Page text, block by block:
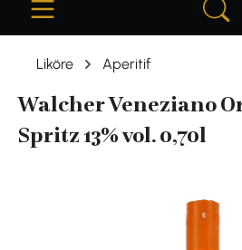
Liköre Aperitif
Walcher Veneziano
Spritz 13% vol. 0,70l